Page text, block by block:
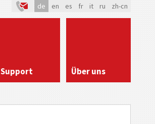
de en es fr it ru zh-cn
Support Über uns